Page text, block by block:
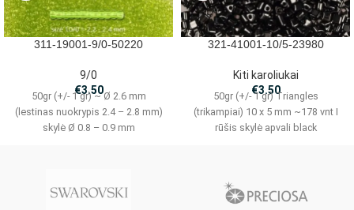
311-19001-9/0-50220
9/0
€3.50
50gr (+/- 1 gr) ~ Ø 2.6 mm
(lestinas nuokrypis 2.4 – 2.8 mm)
skylė Ø 0.8 – 0.9 mm
321-41001-10/5-23980
Kiti karoliukai
€3.50
50gr (+/- 1 gr) Triangles
(trikampiai) 10 x 5 mm ~178 vnt I
rūšis skylė apvali black